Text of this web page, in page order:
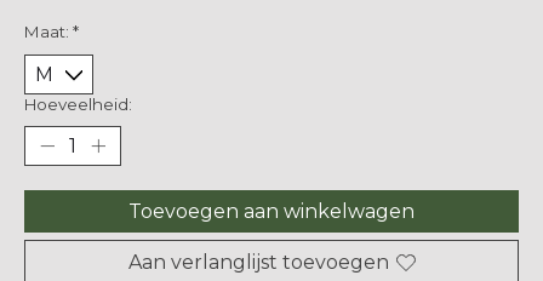
Maat: *
Hoeveelheid:
Toevoegen aan winkelwagen
Aan verlanglijst toevoegen